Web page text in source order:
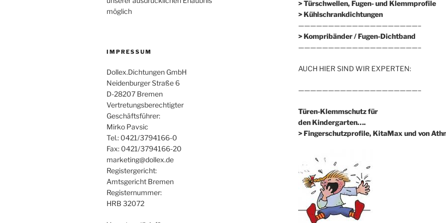
möglich
IMPRESSUM
Dollex.Dichtungen GmbH
Neidenburger Straße 6
D-28207 Bremen
Vertretungsberechtigter
Geschäftsführer:
Mirko Pavsic
Tel.: 0421/3794166-0
Fax: 0421/3794166-20
marketing@dollex.de
Registergericht:
Amtsgericht Bremen
Registernummer:
HRB 32072
> Türschwellen, Fugen- und Klemmprofile
> Kühlschrankdichtungen
————————————————————–
>Kompribänder / Fugen-Dichtband
————————————————————–
AUCH HIER SIND WIR EXPERTEN:
————————————————————–
Türen-Klemmschutz für
den Kindergarten….
> Fingerschutzprofile, KitaMax und von